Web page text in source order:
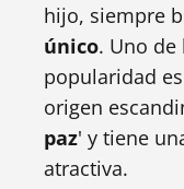
hijo, siempre
único. Uno
popularidad
origen
paz' y tiene
atractiva.